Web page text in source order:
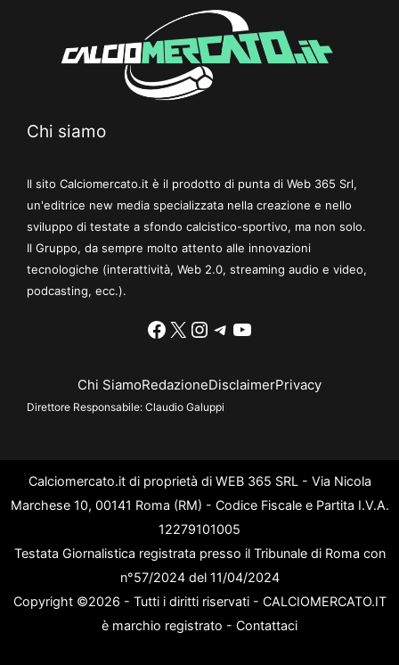
Chi siamo
Il sito Calciomercato.it è il prodotto di punta di Web 365 Srl,
un'editrice new media specializzata nella creazione e nello
sviluppo di testate a sfondo calcistico-sportivo, ma non solo.
Il Gruppo, da sempre molto attento alle innovazioni
tecnologiche (interattività, Web 2.0, streaming audio e video,
podcasting, ecc.).
Facebook
X Instagram
Telegram
YouTube
Chi SiamoRedazioneDisclaimerPrivacy
Direttore Responsabile: Claudio Galuppi
Calciomercato.it di proprietà di WEB 365 SRL - Via Nicola
Marchese 10, 00141 Roma (RM) - Codice Fiscale e Partita I.V.A.
12279101005
Testata Giornalistica registrata presso il Tribunale di Roma con
n°57/2024 del 11/04/2024
Copyright ©2026 - Tutti i diritti riservati - CALCIOMERCATO.IT
è marchio registrato - Contattaci